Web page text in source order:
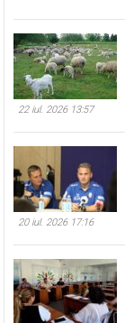
22 iul. 2026 13:57
20 iul. 2026 17:16